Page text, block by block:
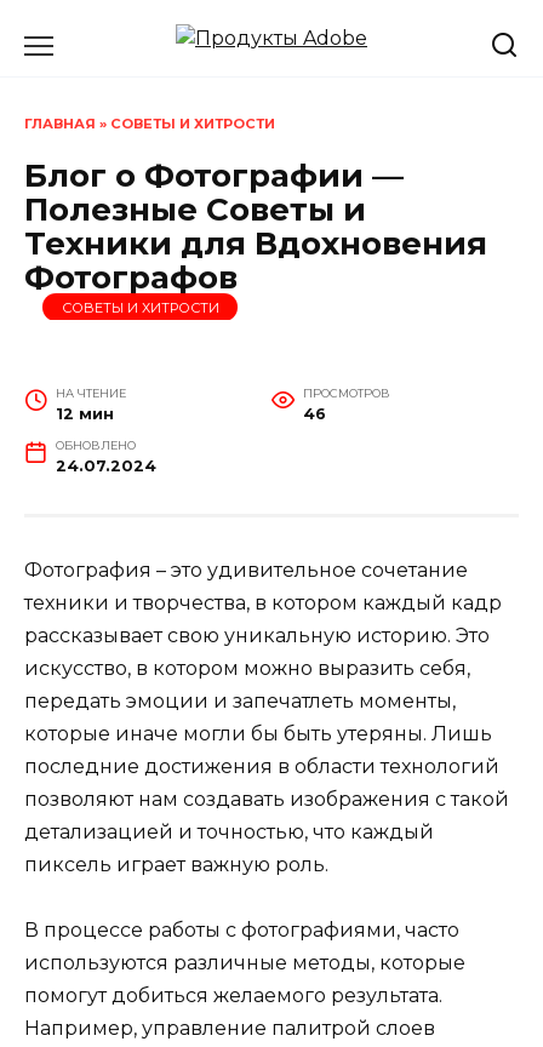
ГЛАВНАЯ » СОВЕТЫ И ХИТРОСТИ
Блог о Фотографии —
Полезные Советы и
Техники для Вдохновения
Фотографов
СОВЕТЫ И ХИТРОСТИ
НА ЧТЕНИЕ
12 мин
ПРОСМОТРОВ
46
ОБНОВЛЕНО
24.07.2024
Фотография – это удивительное сочетание
техники и творчества, в котором каждый кадр
рассказывает свою уникальную историю. Это
искусство, в котором можно выразить себя,
передать эмоции и запечатлеть моменты,
которые иначе могли бы быть утеряны. Лишь
последние достижения в области технологий
позволяют нам создавать изображения с такой
детализацией и точностью, что каждый
пиксель играет важную роль.
В процессе работы с фотографиями, часто
используются различные методы, которые
помогут добиться желаемого результата.
Например, управление палитрой слоев